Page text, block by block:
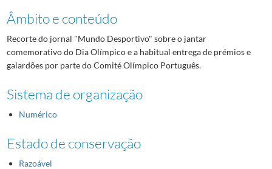
Âmbito e conteúdo
Recorte do jornal "Mundo Desportivo" sobre o jantar
comemorativo do Dia Olímpico e a habitual entrega de prémios e
galardões por parte do Comité Olímpico Português.
Sistema de organização
Numérico
Estado de conservação
Razoável